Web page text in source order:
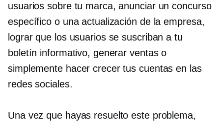
usuarios sobre tu marca, anunciar un concurso
específico o una actualización de la empresa,
lograr que los usuarios se suscriban a tu
boletín informativo, generar ventas o
simplemente hacer crecer tus cuentas en las
redes sociales.
Una vez que hayas resuelto este problema,